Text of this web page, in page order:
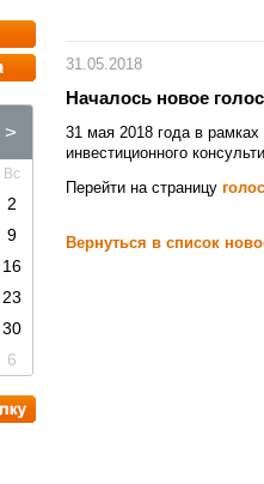
>
Вс
2
9
16
23
30
6
31.05.2018
Началось новое
31 мая 2018 года в рамках
инвестиционного
Перейти на страницу
Вернуться в список